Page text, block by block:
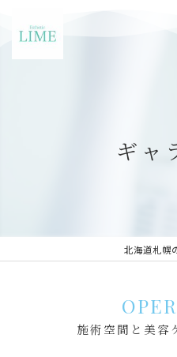
ギャ
北海道札幌
施術空間と美容